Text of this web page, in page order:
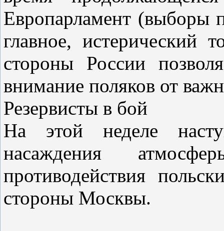
Европарламент (выборы
главное, истерический
стороны России
внимание поляков от
Резервисты в бой
На этой неделе
насаждения
противодействия
стороны Москвы.